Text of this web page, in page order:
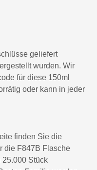
geliefert
wurden. Wir
für diese 150ml
oder kann in jeder
finden Sie die
die F847B Flasche
25.000 Stück